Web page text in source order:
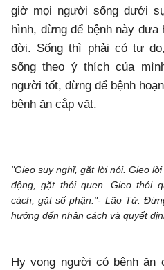
giờ mọi người sống dưới
hình, đừng để bệnh này
đời. Sống thì phải có tự
sống theo ý thích của
người tốt, đừng để bệnh
bệnh ăn cắp vặt.
"Gieo suy nghĩ, gặt lời nói. Gieo
động, gặt thói quen. Gieo thói
cách, gặt số phận."- Lão Tử.
hưởng đến nhân cách và quyết
Hy vọng người có bệnh ăn